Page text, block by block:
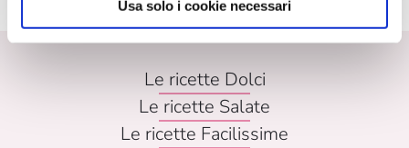
Usa solo i cookie necessari
Le ricette Dolci
Le ricette Salate
Le ricette Facilissime